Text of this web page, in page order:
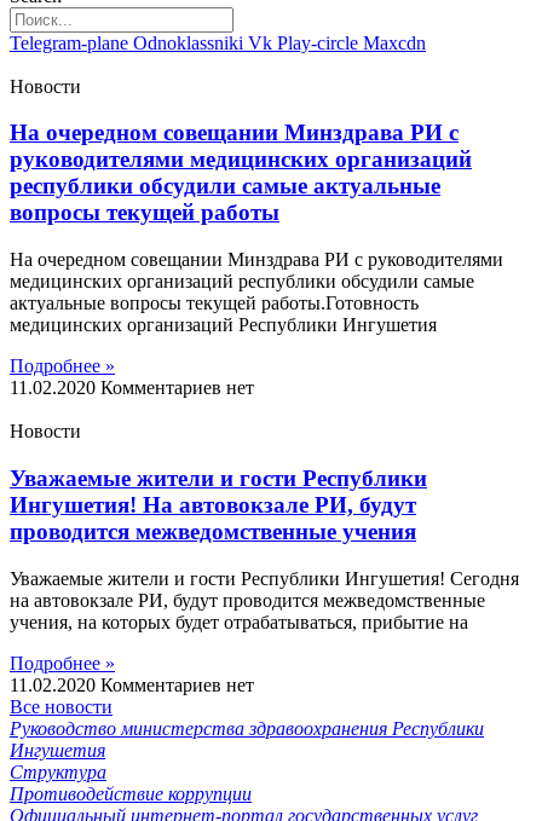
Telegram-plane Odnoklassniki Vk Play-circle Maxcdn
Новости
На очередном совещании Минздрава РИ с
руководителями медицинских организаций
республики обсудили самые актуальные
вопросы текущей работы
На очередном совещании Минздрава РИ с руководителями
медицинских организаций республики обсудили самые
актуальные вопросы текущей работы.Готовность
медицинских организаций Республики Ингушетия
Подробнее »
11.02.2020 Комментариев нет
Новости
Уважаемые жители и гости Республики
Ингушетия! На автовокзале РИ, будут
проводится межведомственные учения
Уважаемые жители и гости Республики Ингушетия! Сегодня
на автовокзале РИ, будут проводится межведомственные
учения, на которых будет отрабатываться, прибытие на
Подробнее »
11.02.2020 Комментариев нет
Все новости
Руководство министерства здравоохранения Республики
Ингушетия
Структура
Противодействие коррупции
Официальный интернет-портал государственных услуг